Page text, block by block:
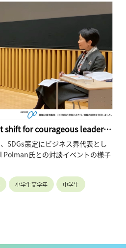
shift for courageous leaders
to create an equal and
SDGs策定にビジネス界代表とし
Polman氏との対談イベントの様子
続いて、Polman氏と石井理事
で行われています。
された重要な二つの国際会議
）で行われた議論の報告と
気候変動に対する食糧生産シス
小学生高学年 中学生